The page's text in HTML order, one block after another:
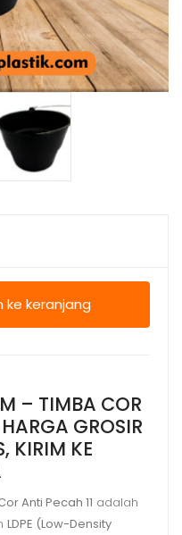
ke keranjang
– TIMBA COR
GROSIR
KIRIM KE
Anti Pecah 11 adalah
LDPE (Low-Density